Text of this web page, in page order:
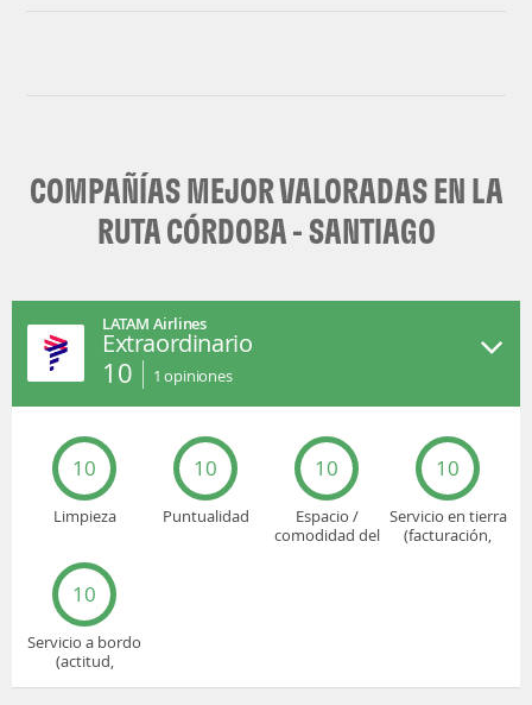
COMPAÑÍAS MEJOR VALORADAS EN LA
RUTA CÓRDOBA - SANTIAGO
LATAM Airlines
Extraordinario
10 1 opiniones
10
Limpieza
10
Puntualidad
10
Espacio /
comodidad del
10
Servicio en tierra
(facturación,
10
Servicio a bordo
(actitud,